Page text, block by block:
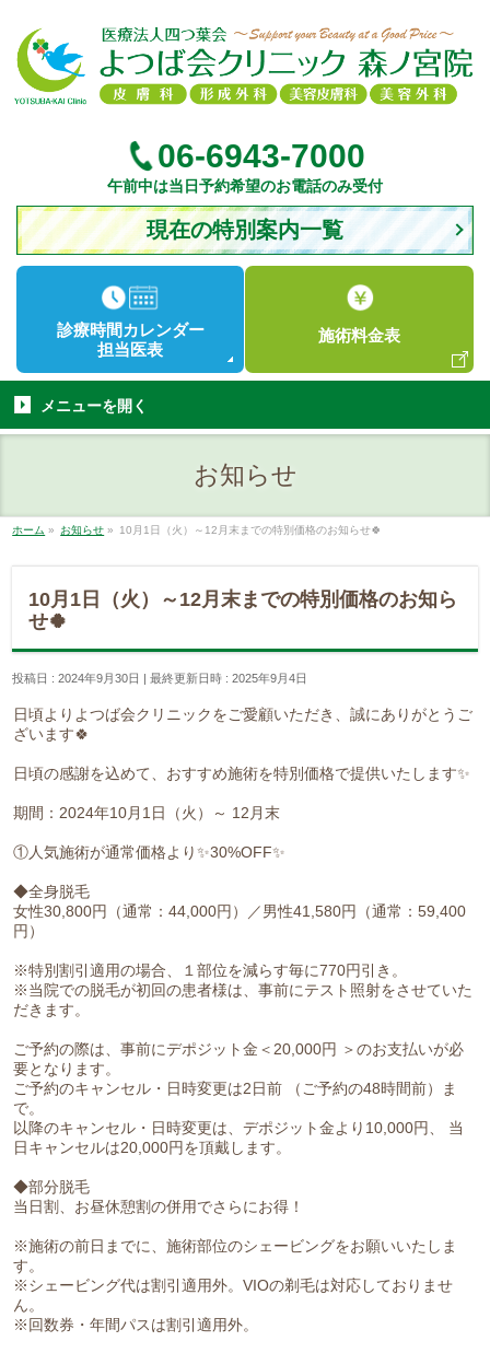
06-6943-7000
午前中は当日予約希望のお電話のみ受付
現在の特別案内一覧
診療時間 カレンダー
担当医表
施術料金表
メニューを開く
お知らせ
ホーム » お知らせ » 10月1日（火）～12月末までの特別価格のお知らせ🍀
10月1日（火）～12月末までの特別価格のお知ら
せ🍀
投稿日 : 2024年9月30日 最終更新日時 : 2025年9月4日
日頃よりよつば会クリニックをご愛顧いただき、誠にありがとうご
ざいます🍀
日頃の感謝を込めて、おすすめ施術を特別価格で提供いたします✨
期間：2024年10月1日（火）～ 12月末
①人気施術が通常価格より✨30%OFF✨
◆全身脱毛
女性30,800円（通常：44,000円）／男性41,580円（通常：59,400
円）
※特別割引適用の場合、１部位を減らす毎に770円引き。
※当院での脱毛が初回の患者様は、事前にテスト照射をさせていた
だきます。
ご予約の際は、事前にデポジット金＜20,000円 ＞のお支払いが必
要となります。
ご予約のキャンセル・日時変更は2日前 （ご予約の48時間前）ま
で。
以降のキャンセル・日時変更は、デポジット金より10,000円、 当
日キャンセルは20,000円を頂戴します。
◆部分脱毛
当日割、お昼休憩割の併用でさらにお得！
※施術の前日までに、施術部位のシェービングをお願いいたしま
す。
※シェービング代は割引適用外。VIOの剃毛は対応しておりませ
ん。
※回数券・年間パスは割引適用外。